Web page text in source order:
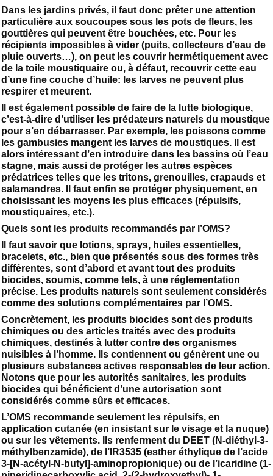
Dans les jardins privés, il faut donc prêter une attention
particulière aux soucoupes sous les pots de fleurs, les
gouttières qui peuvent être bouchées, etc. Pour les
récipients impossibles à vider (puits, collecteurs d’eau de
pluie ouverts…), on peut les couvrir hermétiquement avec
de la toile moustiquaire ou, à défaut, recouvrir cette eau
d’une fine couche d’huile: les larves ne peuvent plus
respirer et meurent.
Il est également possible de faire de la lutte biologique,
c’est-à-dire d’utiliser les prédateurs naturels du moustique
pour s’en débarrasser. Par exemple, les poissons comme
les gambusies mangent les larves de moustiques. Il est
alors intéressant d’en introduire dans les bassins où l’eau
stagne, mais aussi de protéger les autres espèces
prédatrices telles que les tritons, grenouilles, crapauds et
salamandres. Il faut enfin se protéger physiquement, en
choisissant les moyens les plus efficaces (répulsifs,
moustiquaires, etc.).
Quels sont les produits recommandés par l’OMS?
Il faut savoir que lotions, sprays, huiles essentielles,
bracelets, etc., bien que présentés sous des formes très
différentes, sont d’abord et avant tout des produits
biocides, soumis, comme tels, à une réglementation
précise. Les produits naturels sont seulement considérés
comme des solutions complémentaires par l’OMS.
Concrètement, les produits biocides sont des produits
chimiques ou des articles traités avec des produits
chimiques, destinés à lutter contre des organismes
nuisibles à l’homme. Ils contiennent ou génèrent une ou
plusieurs substances actives responsables de leur action.
Notons que pour les autorités sanitaires, les produits
biocides qui bénéficient d’une autorisation sont
considérés comme sûrs et efficaces.
L’OMS recommande seulement les répulsifs, en
application cutanée (en insistant sur le visage et la nuque)
ou sur les vêtements. Ils renferment du DEET (N-diéthyl-3-
méthylbenzamide), de l’IR3535 (esther éthylique de l’acide
3-[N-acétyl-N-butyl]-aminopropionique) ou de l’icaridine (1-